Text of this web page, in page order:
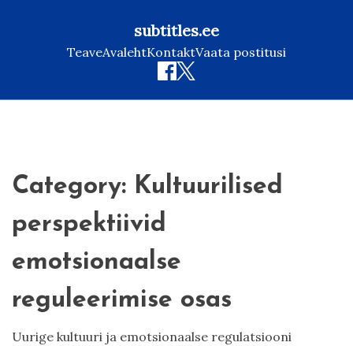
subtitles.ee
TeaveAvalehtKontaktVaata postitusi
Category: Kultuurilised
perspektiivid
emotsionaalse
reguleerimise osas
Uurige kultuuri ja emotsionaalse regulatsiooni